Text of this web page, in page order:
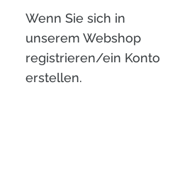
Wenn Sie sich in
unserem Webshop
registrieren/ein Konto
erstellen.